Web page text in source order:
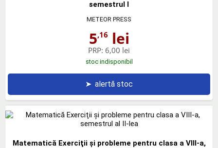
semestrul I
METEOR PRESS
5,16 lei
PRP: 6,00 lei
stoc indisponibil
➤ alertă stoc
Matematică Exerciţii şi probleme pentru clasa a VIII-a,